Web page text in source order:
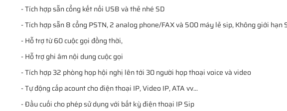
- Tích hợp sẵn cổng kết nối USB và thẻ nhé SD
- Tích hợp sẵn 8 cổng PSTN, 2 analog phone/FAX và 500 máy lẻ sip, Không giới hạn
- Hỗ trợ từ 60 cuộc gọi đồng thời,
- Hỗ trợ ghi âm nội dung cuộc gọi
- Tích hợp 32 phòng họp hội nghị lên tới 30 người họp thoại voice và video
- Tự động cấp acount cho điện thoại IP, Video IP, ATA vv...
- Đầu cuối cho phép sử dụng với bất kỳ điện thoại IP Sip